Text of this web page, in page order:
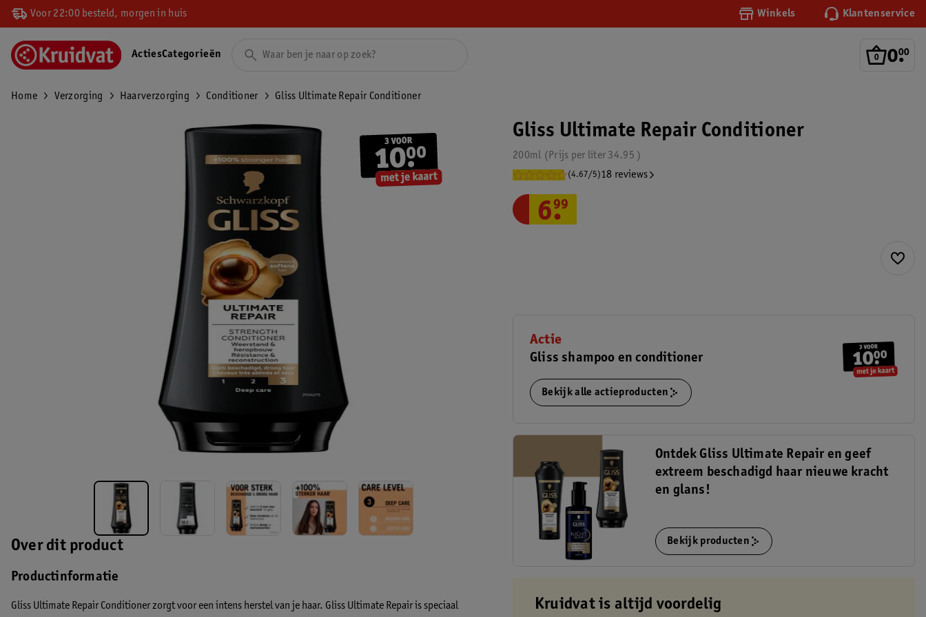
Voor 22:00 besteld, morgen in huis Winkels Klantenservice
0.
00
ActiesCategorieën
Home Verzorging Haarverzorging Conditioner Gliss Ultimate Repair Conditioner
Over dit product
Productinformatie
Gliss Ultimate Repair Conditioner zorgt voor een intens herstel van je haar. Gliss Ultimate Repair is speciaal
Gliss Ultimate Repair Conditioner
200ml 34.95
Prijs per liter
(4.67/5)18 reviews
6.
99
Actie
Gliss shampoo en conditioner
Bekijk alle actieproducten
Ontdek Gliss Ultimate Repair en geef
extreem beschadigd haar nieuwe kracht
en glans!
Bekijk producten
Kruidvat is altijd voordelig